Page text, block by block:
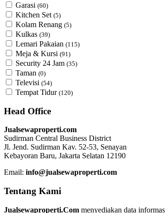
Garasi (60)
Kitchen Set (5)
Kolam Renang (5)
Kulkas (39)
Lemari Pakaian (115)
Meja & Kursi (91)
Security 24 Jam (35)
Taman (0)
Televisi (54)
Tempat Tidur (120)
Head Office
Jualsewaproperti.com
Sudirman Central Business District
Jl. Jend. Sudirman Kav. 52-53, Senayan
Kebayoran Baru, Jakarta Selatan 12190
Email: info@jualsewaproperti.com
Tentang Kami
Jualsewaproperti.Com menyediakan data